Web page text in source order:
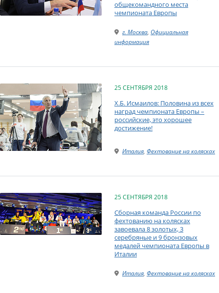
общекомандного места
чемпионата Европы
г. Москва, Официальная
информация
25 СЕНТЯБРЯ 2018
Х.Б. Исмаилов: Половина из всех
наград чемпионата Европы –
российские, это хорошее
достижение!
Италия, Фехтование на колясках
25 СЕНТЯБРЯ 2018
Сборная команда России по
фехтованию на колясках
завоевала 8 золотых, 3
серебряные и 9 бронзовых
медалей чемпионата Европы в
Италии
Италия, Фехтование на колясках